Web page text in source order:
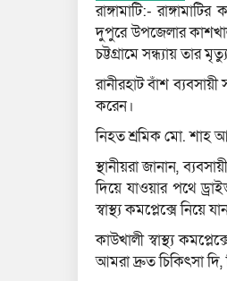
রাঙ্গামাটি:-
দুপুরে উপজেলার
চট্টগ্রামে সন্ধ্যায় তার
রানীরহাট বাঁশ
করেন।
নিহত শ্রমিক মো. শাহ
স্থানীয়রা জানান,
দিয়ে যাওয়ার পথে
স্বাস্থ্য কমপ্লেক্সে নিয়ে
কাউখালী স্বাস্থ্য
আমরা দ্রুত চিকিৎসা দি,